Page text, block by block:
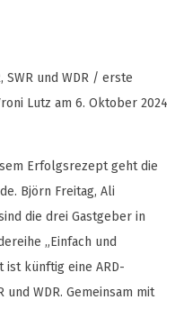
SWR und WDR / erste
Lutz am 6. Oktober 2024
Erfolgsrezept geht die
Björn Freitag, Ali
die drei Gastgeber in
„Einfach und
ist künftig eine ARD-
WDR. Gemeinsam mit